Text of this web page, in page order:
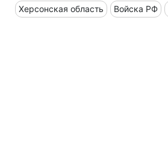
Херсонская область Войска РФ